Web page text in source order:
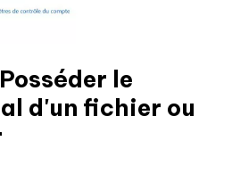
le
d'un fichier ou